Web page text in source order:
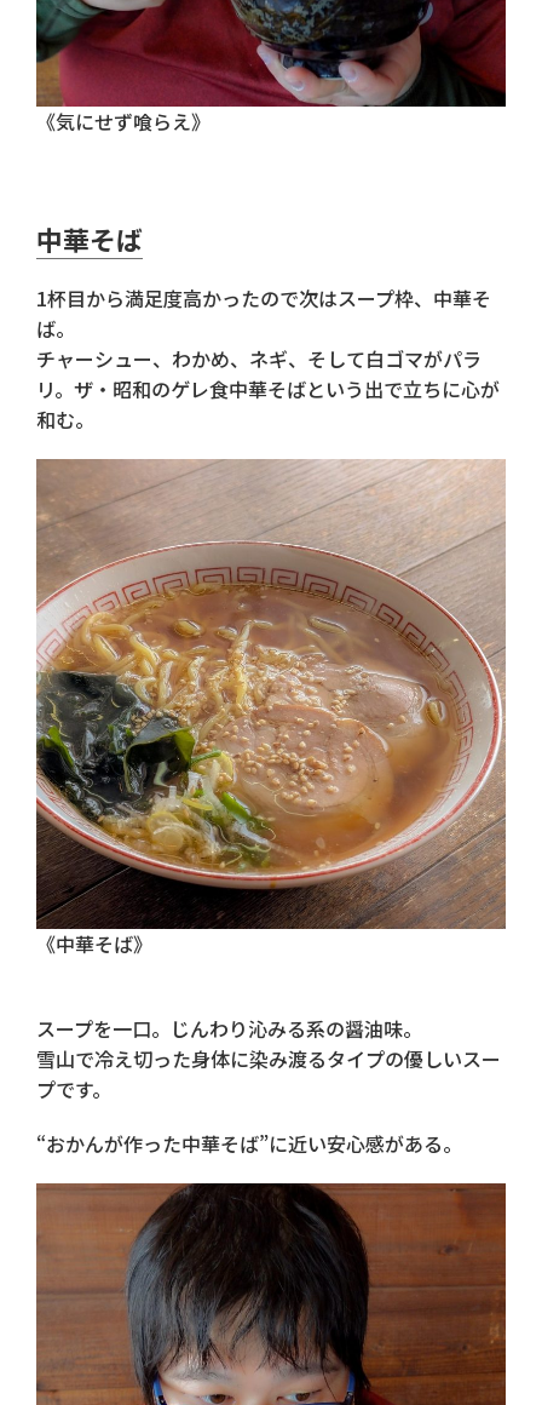
《気にせず喰らえ》
中華そば
1杯目から満足度高かったので次はスープ枠、中華そ
ば。
チャーシュー、わかめ、ネギ、そして白ゴマがパラ
リ。ザ・昭和のゲレ食中華そばという出で立ちに心が
和む。
《中華そば》
スープを一口。じんわり沁みる系の醤油味。
雪山で冷え切った身体に染み渡るタイプの優しいスー
プです。
“おかんが作った中華そば”に近い安心感がある。